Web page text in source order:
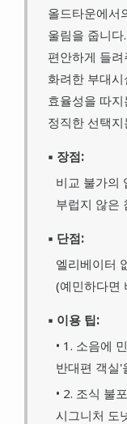
올드타운에서
울림을 줍니
편안하게 들
화려한 부대
효율성을 따
정직한 선택
▪ 장점:
비교 불가의
부럽지 않은
▪ 단점:
엘리베이터
(예민하다면
▪ 이용 팁:
• 1. 소음에
반대편 객실'
• 2. 조식 불
시그니처 도